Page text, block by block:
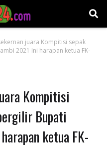
juara Kompitisi sepak
2021 Ini harapan ketua FK-
Kompitisi
Bupati
ketua FK-